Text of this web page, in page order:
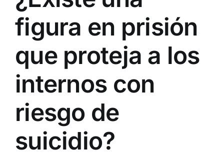
figura en prisión
que proteja a los
internos con
riesgo de
suicidio?